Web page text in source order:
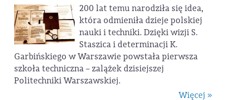
200 lat temu narodziła się idea,
która odmieniła dzieje polskiej
nauki i techniki. Dzięki wizji S.
Staszica i determinacji K.
Garbińskiego w Warszawie powstała pierwsza
szkoła techniczna – zalążek dzisiejszej
Politechniki Warszawskiej.
Więcej »